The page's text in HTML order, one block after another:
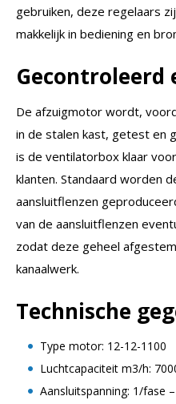
gebruiken, deze regelaars
makkelijk in bediening en
Gecontroleerd
De afzuigmotor wordt,
in de stalen kast, getest en
is de ventilatorbox klaar
klanten. Standaard worden
aansluitflenzen
van de aansluitflenzen
zodat deze geheel
kanaalwerk.
Technische
Type motor: 12-12-1100
Luchtcapaciteit m3/h:
Aansluitspanning: 1/fase